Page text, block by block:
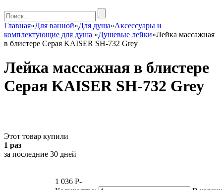
Главная»Для ванной»Для душа»Аксессуары и
комплектующие для душа »Душевые лейки»Лейка массажная
в блистере Серая KAISER SH-732 Grey
Лейка массажная в блистере
Серая KAISER SH-732 Grey
Этот товар купили
1 раз
за последние 30 дней
1 036 P-